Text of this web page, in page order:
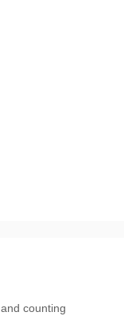
and counting